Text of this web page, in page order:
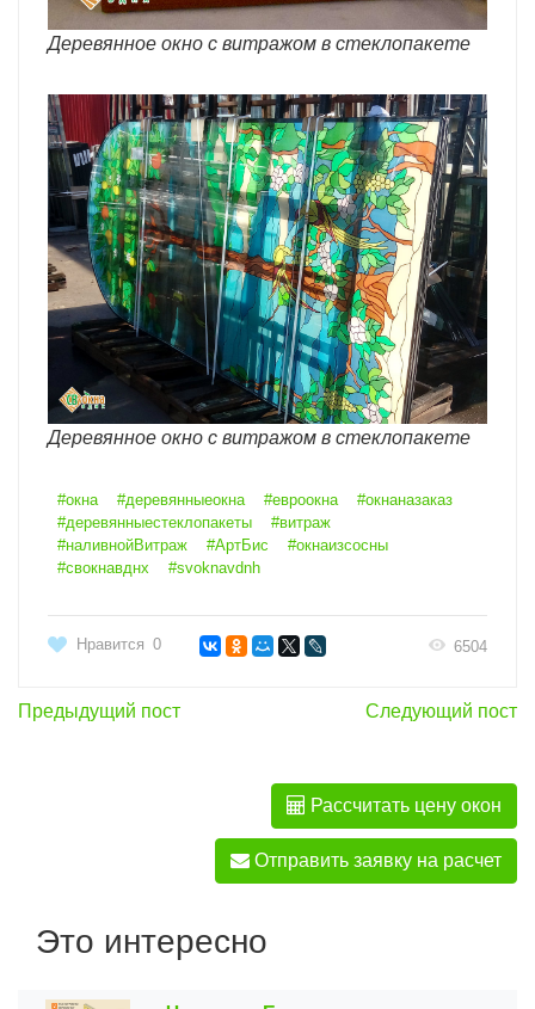
Деревянное окно с витражом в стеклопакете
Деревянное окно с витражом в стеклопакете
#окна #деревянныеокна #евроокна
#окнаназаказ
#деревянныестеклопакеты
#витраж
#наливнойВитраж
#АртБис
#окнаизсосны
#свокнавднх
#svoknavdnh
Нравится 0 6504
Следующий пост
Предыдущий пост
Рассчитать цену окон
Отправить заявку на расчет
Это интересно